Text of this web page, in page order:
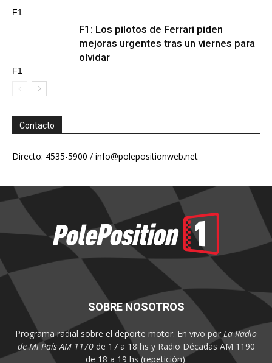
F1
F1
F1: Los pilotos de Ferrari piden
mejoras urgentes tras un viernes para
olvidar
Contacto
Directo: 4535-5900 / info@polepositionweb.net
SOBRE NOSOTROS
Programa radial sobre el deporte motor. En vivo por La Radio
de Mi País AM 1170de 17 a 18 hs y Radio Décadas AM 1190
de 18 a 19 hs (repetición).